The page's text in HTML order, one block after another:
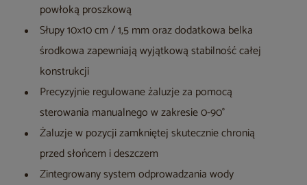
powłoką proszkową
Słupy 10×10 cm / 1,5 mm oraz dodatkowa belka
środkowa zapewniają wyjątkową stabilność całej
konstrukcji
Precyzyjnie regulowane żaluzje za pomocą
sterowania manualnego w zakresie 0-90°
Żaluzje w pozycji zamkniętej skutecznie chronią
przed słońcem i deszczem
Zintegrowany system odprowadzania wody